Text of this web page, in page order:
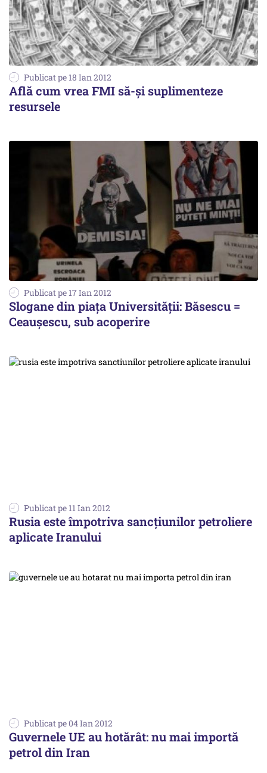
Publicat pe 18 Ian 2012
Află cum vrea FMI să-și suplimenteze
resursele
Publicat pe 17 Ian 2012
Slogane din piaţa Universităţii: Băsescu =
Ceaușescu, sub acoperire
Publicat pe 11 Ian 2012
Rusia este împotriva sancțiunilor petroliere
aplicate Iranului
Publicat pe 04 Ian 2012
Guvernele UE au hotărât: nu mai importă
petrol din Iran